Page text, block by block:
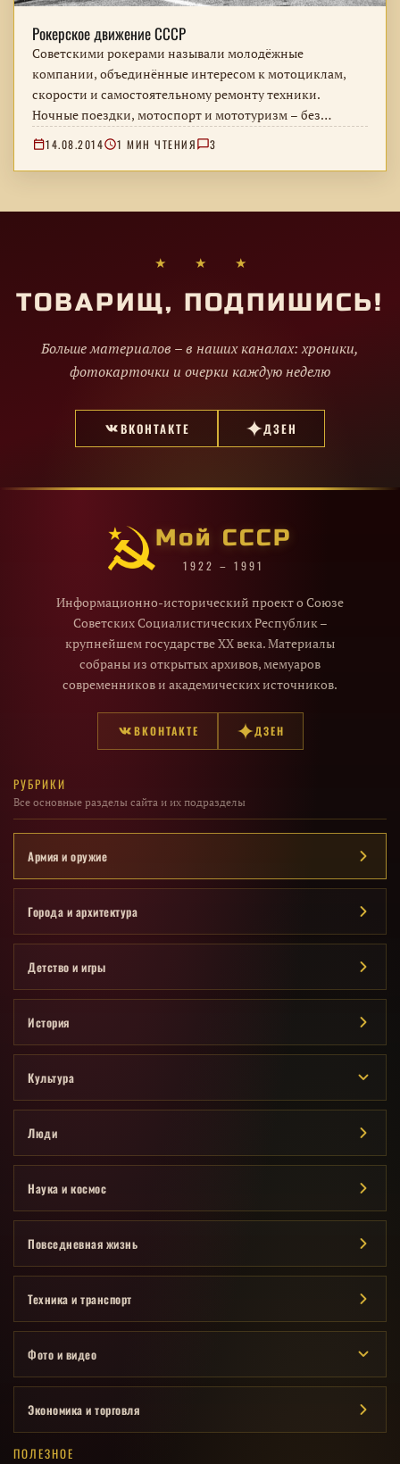
Рокерское движение СССР
Советскими рокерами называли молодёжные
компании, объединённые интересом к мотоциклам,
скорости и самостоятельному ремонту техники.
Ночные поездки, мотоспорт и мототуризм – без
поздней романтизации движения.
14.08.2014 1 МИН ЧТЕНИЯ 3
★ ★ ★
ТОВАРИЩ, ПОДПИШИСЬ!
Больше материалов – в наших каналах: хроники,
фотокарточки и очерки каждую неделю
ВКОНТАКТЕ ДЗЕН
Мой СССР
1922 – 1991
Информационно-исторический проект о Союзе
Советских Социалистических Республик –
крупнейшем государстве XX века. Материалы
собраны из открытых архивов, мемуаров
современников и академических источников.
ВКОНТАКТЕ ДЗЕН
РУБРИКИ
Все основные разделы сайта и их подразделы
Армия и оружие
Города и архитектура
Детство и игры
История
Культура
Люди
Наука и космос
Повседневная жизнь
Техника и транспорт
Фото и видео
Экономика и торговля
ПОЛЕЗНОЕ